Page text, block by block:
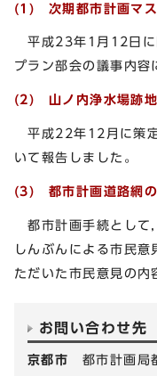
(1) 次期都市計画マ
平成23年1月12日に
プラン部会の議事内容
(2) 山ノ内浄水場跡地
平成22年12月に策定
いて報告しました。
(3) 都市計画道路網
都市計画手続として
しんぶんによる市民
ただいた市民意見の内
お問い合わせ先
京都市 都市計画局